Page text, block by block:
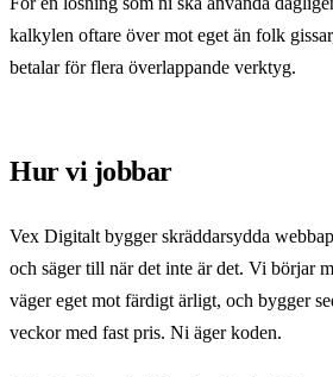
kalkylen oftare över mot eget än folk
betalar för flera överlappande verktyg.
Hur vi jobbar
Vex Digitalt bygger skräddarsydda
och säger till när det inte är det. Vi börjar
väger eget mot färdigt ärligt, och bygger
veckor med fast pris. Ni äger koden.